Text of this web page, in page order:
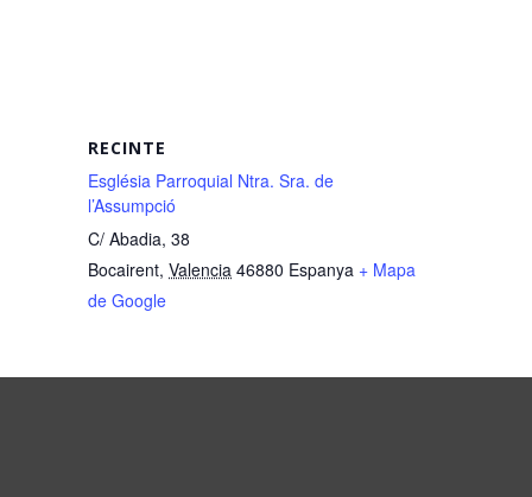
RECINTE
Església Parroquial Ntra. Sra. de
l’Assumpció
C/ Abadia, 38
Bocairent, Valencia 46880 Espanya + Mapa
de Google